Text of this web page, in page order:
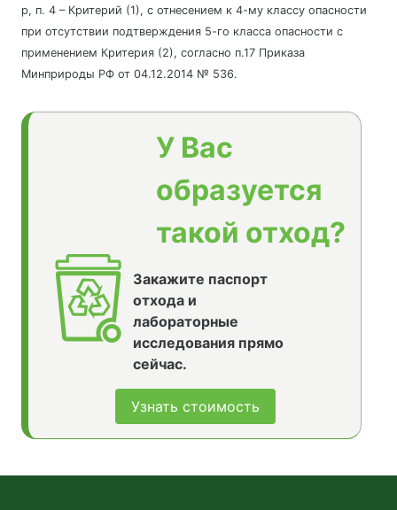
р, п. 4 – Критерий (1), с отнесением к 4-му классу опасности
при отсутствии подтверждения 5-го класса опасности с
применением Критерия (2), согласно п.17 Приказа
Минприроды РФ от 04.12.2014 № 536.
У Вас
образуется
такой отход?
Закажите паспорт
отхода и
лабораторные
исследования прямо
сейчас.
Узнать стоимость